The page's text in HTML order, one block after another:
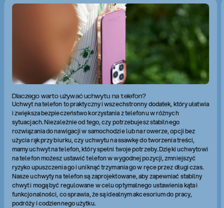
Dlaczego warto używać uchwytu na telefon?
Uchwyt na telefon to praktyczny i wszechstronny dodatek, który ułatwia
i zwiększa bezpieczeństwo korzystania z telefonu w różnych
sytuacjach. Niezależnie od tego, czy potrzebujesz stabilnego
rozwiązania do nawigacji w samochodzie lub na rowerze, opcji bez
użycia rąk przy biurku, czy uchwytu na ssawkę do tworzenia treści,
mamy uchwyt na telefon, który spełni twoje potrzeby. Dzięki uchwytowi
na telefon możesz ustawić telefon w wygodnej pozycji, zmniejszyć
ryzyko upuszczenia go i uniknąć trzymania go w ręce przez długi czas.
Nasze uchwyty na telefon są zaprojektowane, aby zapewniać stabilny
chwyt i mogą być regulowane w celu optymalnego ustawienia kąta i
funkcjonalności, co sprawia, że są idealnym akcesorium do pracy,
podróży i codziennego użytku.